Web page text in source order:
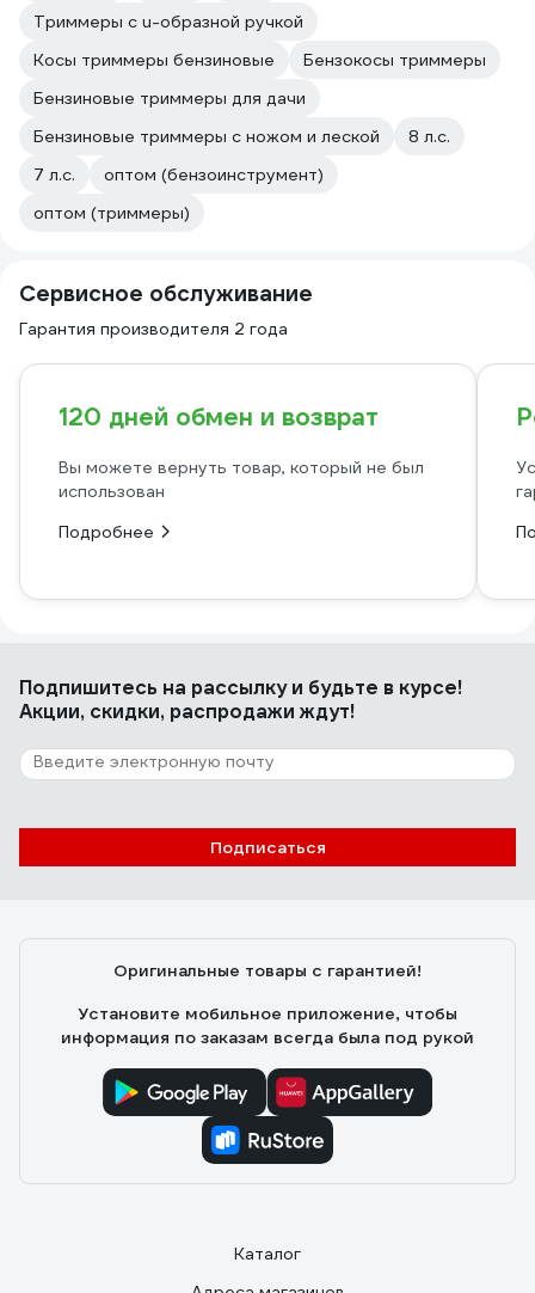
Триммеры с u-образной ручкой
Косы триммеры бензиновые
Бензокосы триммеры
Бензиновые триммеры для дачи
Бензиновые триммеры с ножом и леской
8 л.с.
7 л.с.
оптом (бензоинструмент)
оптом (триммеры)
Сервисное обслуживание
Гарантия производителя 2 года
120 дней обмен и возврат
Вы можете вернуть товар, который не был
использован
Подробнее
Подпишитесь на рассылкуи будьте в курсе!
Акции, скидки, распродажи ждут!
Подписаться
Оригинальные товары с гарантией!
Установите мобильное приложение, чтобы
информация по заказам всегда была под рукой
Каталог